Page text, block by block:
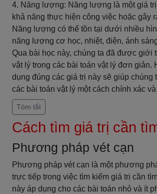
4. Năng lượng: Năng lượng là một giá trị
khả năng thực hiện công việc hoặc gây
Năng lượng có thể tồn tại dưới nhiều
năng lượng cơ học, nhiệt, điện, ánh
Qua bài học này, chúng ta đã được giới
vật lý trong các bài toán vật lý đơn giản.
dụng đúng các giá trị này sẽ giúp chúng
các bài toán vật lý một cách chính xác
Tóm tắt
Cách tìm giá trị cần
Phương pháp vét cạn
Phương pháp vét cạn là một phương
trực tiếp trong việc tìm kiếm giá trị cần
này áp dụng cho các bài toán nhỏ và ít